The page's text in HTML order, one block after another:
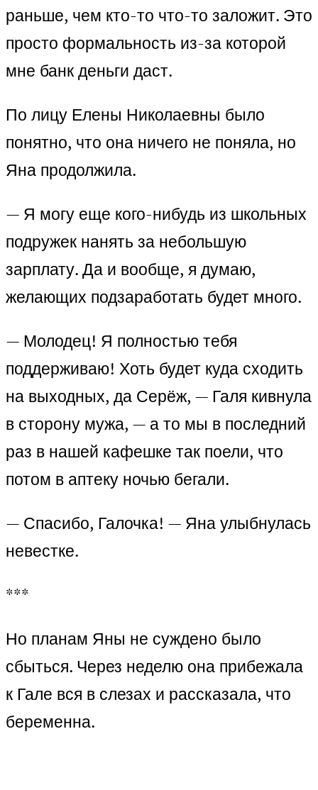
раньше, чем кто-то что-то заложит. Это
просто формальность из-за которой
мне банк деньги даст.
По лицу Елены Николаевны было
понятно, что она ничего не поняла, но
Яна продолжила.
— Я могу еще кого-нибудь из школьных
подружек нанять за небольшую
зарплату. Да и вообще, я думаю,
желающих подзаработать будет много.
— Молодец! Я полностью тебя
поддерживаю! Хоть будет куда сходить
на выходных, да Серёж, — Галя кивнула
в сторону мужа, — а то мы в последний
раз в нашей кафешке так поели, что
потом в аптеку ночью бегали.
— Спасибо, Галочка! — Яна улыбнулась
невестке.
***
Но планам Яны не суждено было
сбыться. Через неделю она прибежала
к Гале вся в слезах и рассказала, что
беременна.